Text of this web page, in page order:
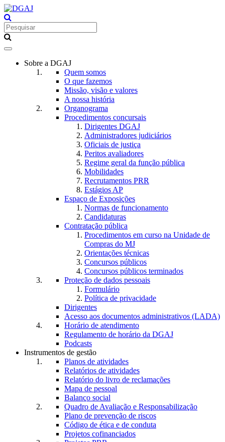
Toggle
navigationSobre a DGAJ
Quem somos
O que fazemos
Missão, visão e valores
A nossa história
Organograma
Procedimentos concursais
Dirigentes DGAJ
Administradores judiciários
Oficiais de justiça
Peritos avaliadores
Regime geral da função pública
Mobilidades
Recrutamentos PRR
Estágios AP
Espaço de Exposições
Normas de funcionamento
Candidaturas
Contratação pública
Procedimentos em curso na Unidade de
Compras do MJ
Orientações técnicas
Concursos públicos
Concursos públicos terminados
Proteção de dados pessoais
Formulário
Política de privacidade
Dirigentes
Acesso aos documentos administrativos (LADA)
Horário de atendimento
Regulamento de horário da DGAJ
Podcasts
Instrumentos de gestão
Planos de atividades
Relatórios de atividades
Relatório do livro de reclamações
Mapa de pessoal
Balanço social
Quadro de Avaliação e Responsabilização
Plano de prevenção de riscos
Código de ética e de conduta
Projetos cofinanciados